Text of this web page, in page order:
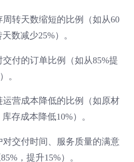
周转天数缩短的比例（如从60
数减少25%）。
交付的订单比例（如从85%提
。
运营成本降低的比例（如原材
存成本降低10%）。
对交付时间、服务质量的满意
，提升15%）。